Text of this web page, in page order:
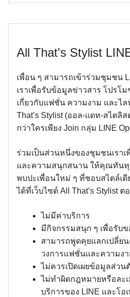
All That's Stylist
เพื่อน ๆ สามารถเข้าร่วมชุมชน
เราเพื่อรับข้อมูลข่าวสาร โปรโ
เกี่ยวกับแฟชั่น ความงาม และไล
That’s Stylist (ออล-แดท-สไตลิส
กว่าใครเพียง Join กลุ่ม LINE
ร่วมเป็นส่วนหนึ่งของชุมชนเรา
และความสนุกสนาน ให้คุณทัน
พบปะเพื่อนใหม่ ๆ ที่ชอบสไตล์เดี
ได้ที่เว็บไซต์ All That’s Stylist ต
ไม่มีค่าบริการ
มีกิจกรรมสนุก ๆ เพื่อรับข
สามารถพูดคุยแลกเปลี่ย
วงการแฟชั่นและความง
ไม่ควรเปิดเผยข้อมูลส่วน
ไม่ทำผิดกฎหมายหรือละ
บริการของ LINE และโอ